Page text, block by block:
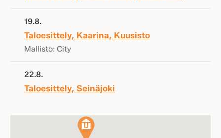
19.8.
Taloesittely, Kaarina, Kuusisto
Mallisto: City
22.8.
Taloesittely, Seinäjoki